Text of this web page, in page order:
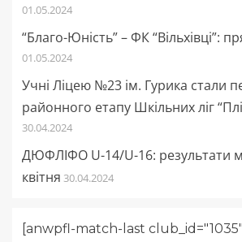
01.05.2024
“Благо-Юність” – ФК “Вільхівці”:
01.05.2024
Учні Ліцею №23 ім. Гурика стали
районного етапу Шкільних ліг
30.04.2024
ДЮФЛІФО U-14/U-16: результати
квітня 30.04.2024
[anwpfl-match-last club_id="1035"